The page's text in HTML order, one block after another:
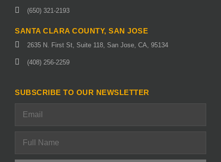
(650) 321-2193
SANTA CLARA COUNTY, SAN JOSE
2635 N. First St, Suite 118, San Jose, CA, 95134
(408) 256-2259
SUBSCRIBE TO OUR NEWSLETTER